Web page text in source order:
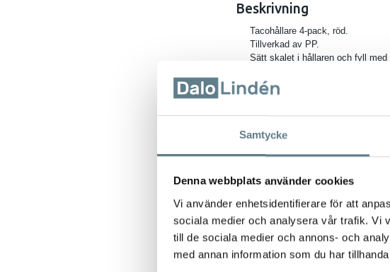
Samtycke
Denna webbplats använder cookies
Vi använder enhetsidentifierare för att
sociala medier och analysera vår trafik. Vi
till de sociala medier och annons- och
med annan information som du har
Beskrivning
Tacohållare 4-pack, röd.
Tillverkad av PP.
Sätt skalet i hållaren och fyll
Perfekt till kvällsmyset men